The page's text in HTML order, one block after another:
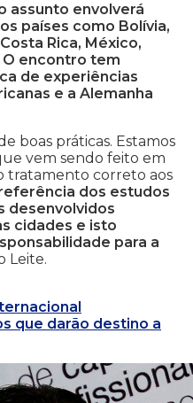
assunto envolverá
países como Bolívia,
Rica, México,
encontro tem
de experiências
e a Alemanha
boas práticas. Estamos
vem sendo feito em
tratamento correto aos
dos estudos
desenvolvidos
cidades e isto
para a
Leite.
que darão destino a